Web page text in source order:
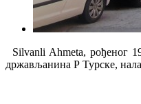
Ahmeta, рођеног
држављанина Р Турске,